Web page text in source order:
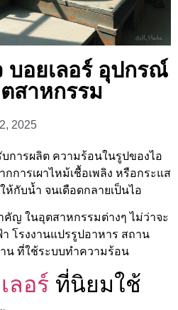
บอยเลอร์ อุปกรณ์
สาหกรรม
2025
การผลิต ความร้อนในรูปของไอ
การเผาไหม้เชื้อเพลิง หรือกระแส
ห้กับน้ำ จนเดือดกลายเป็นไอ
ญ ในอุตสาหกรรมต่างๆ ไม่ว่าจะ
โรงงานแปรรูปอาหาร สถาน
น ที่ใช้ระบบทำความร้อน
ลอร์ ที่นิยมใช้